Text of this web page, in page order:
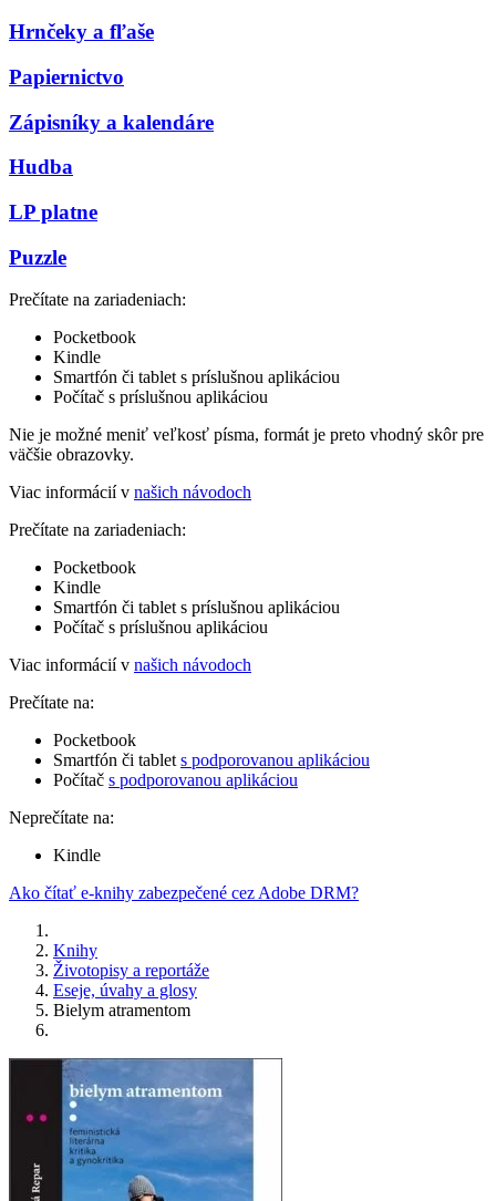
Hrnčeky a fľaše
Papiernictvo
Zápisníky a kalendáre
Hudba
LP platne
Puzzle
Prečítate na zariadeniach:
Pocketbook
Kindle
Smartfón či tablet s príslušnou aplikáciou
Počítač s príslušnou aplikáciou
Nie je možné meniť veľkosť písma, formát je preto vhodný skôr pre
väčšie obrazovky.
Viac informácií v našich návodoch
Prečítate na zariadeniach:
Pocketbook
Kindle
Smartfón či tablet s príslušnou aplikáciou
Počítač s príslušnou aplikáciou
Viac informácií v našich návodoch
Prečítate na:
Pocketbook
Smartfón či tablet s podporovanou aplikáciou
Počítač s podporovanou aplikáciou
Neprečítate na:
Kindle
Ako čítať e-knihy zabezpečené cez Adobe DRM?
Knihy
Životopisy a reportáže
Eseje, úvahy a glosy
Bielym atramentom